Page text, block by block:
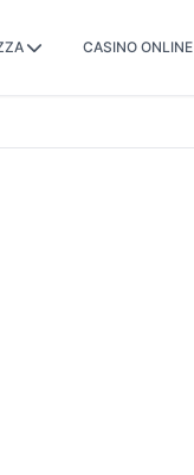
CASINO ONLINE